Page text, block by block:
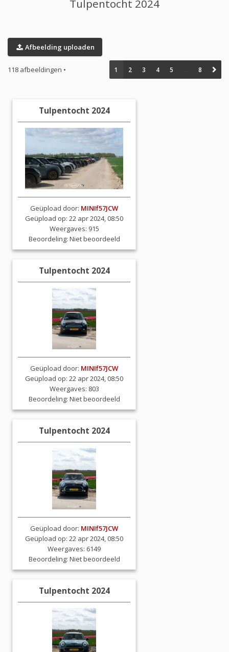
Tulpentocht 2024
Afbeelding uploaden
118 afbeeldingen • 1 2 3 4 5 8
Tulpentocht 2024
Geüpload door: MINIf57JCW
Geüpload op: 22 apr 2024, 08:50
Weergaves: 915
Beoordeling: Niet beoordeeld
Tulpentocht 2024
Geüpload door: MINIf57JCW
Geüpload op: 22 apr 2024, 08:50
Weergaves: 803
Beoordeling: Niet beoordeeld
Tulpentocht 2024
Geüpload door: MINIf57JCW
Geüpload op: 22 apr 2024, 08:50
Weergaves: 6149
Beoordeling: Niet beoordeeld
Tulpentocht 2024